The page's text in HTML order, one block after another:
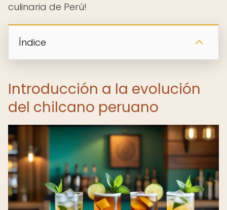
culinaria de Perú!
Índice
Introducción a la evolución
del chilcano peruano